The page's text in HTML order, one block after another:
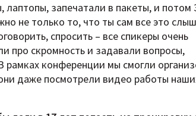
запечатали в пакеты, и потом
не только то, что ты сам все это
спросить – все спикеры очень
про скромность и задавали вопросы,
рамках конференции мы смогли
даже посмотрели видео работы